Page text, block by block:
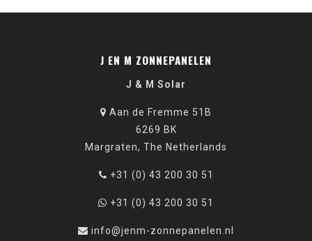
J EN M ZONNEPANELEN
J & M Solar
Aan de Fremme 51B
6269 BK
Margraten, The Netherlands
+31 (0) 43 200 30 51
+31 (0) 43 200 30 51
info@jenm-zonnepanelen.nl